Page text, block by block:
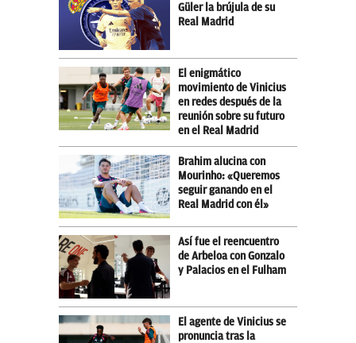
Güler la brújula de su
Real Madrid
El enigmático
movimiento de Vinicius
en redes después de la
reunión sobre su futuro
en el Real Madrid
Brahim alucina con
Mourinho: «Queremos
seguir ganando en el
Real Madrid con él»
Así fue el reencuentro
de Arbeloa con Gonzalo
y Palacios en el Fulham
El agente de Vinicius se
pronuncia tras la